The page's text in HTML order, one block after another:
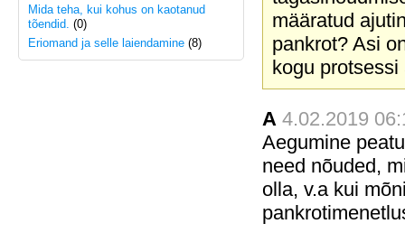
Mida teha, kui kohus on kaotanud
tõendid. (0)
Eriomand ja selle laiendamine (8)
määratud
pankrot? Asi
kogu
A 4.02.2019
Aegumine
need nõuded,
olla, v.a kui